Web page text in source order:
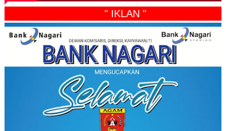
" IKLAN "